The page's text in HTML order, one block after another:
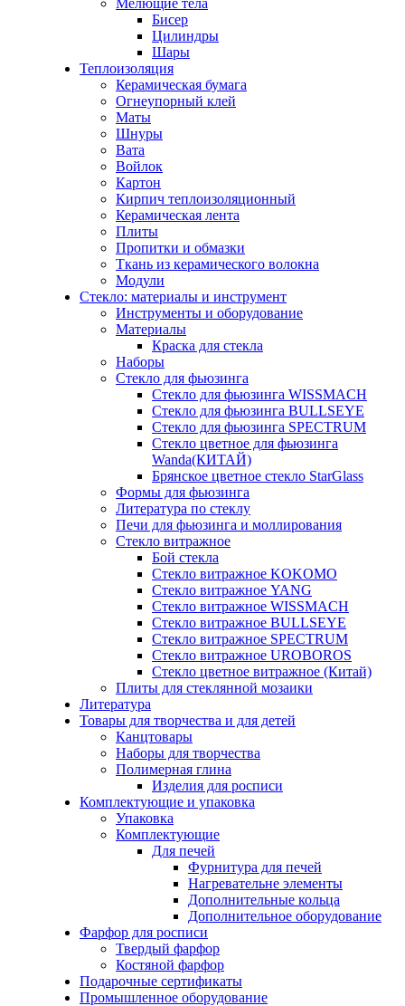
Мелющие тела
Бисер
Цилиндры
Шары
Теплоизоляция
Керамическая бумага
Огнеупорный клей
Маты
Шнуры
Вата
Войлок
Картон
Кирпич теплоизоляционный
Керамическая лента
Плиты
Пропитки и обмазки
Ткань из керамического волокна
Модули
Стекло: материалы и инструмент
Инструменты и оборудование
Материалы
Краска для стекла
Наборы
Стекло для фьюзинга
Стекло для фьюзинга WISSMACH
Стекло для фьюзинга BULLSEYE
Стекло для фьюзинга SPECTRUM
Стекло цветное для фьюзинга
Wanda(КИТАЙ)
Брянское цветное стекло StarGlass
Формы для фьюзинга
Литература по стеклу
Печи для фьюзинга и моллирования
Стекло витражное
Бой стекла
Стекло витражное KOKOMO
Стекло витражное YANG
Стекло витражное WISSMACH
Стекло витражное BULLSEYE
Стекло витражное SPECTRUM
Стекло витражное UROBOROS
Стекло цветное витражное (Китай)
Плиты для стеклянной мозаики
Литература
Товары для творчества и для детей
Канцтовары
Наборы для творчества
Полимерная глина
Изделия для росписи
Комплектующие и упаковка
Упаковка
Комплектующие
Для печей
Фурнитура для печей
Нагревательне элементы
Дополнительные кольца
Дополнительное оборудование
Фарфор для росписи
Твердый фарфор
Костяной фарфор
Подарочные сертификаты
Промышленное оборудование